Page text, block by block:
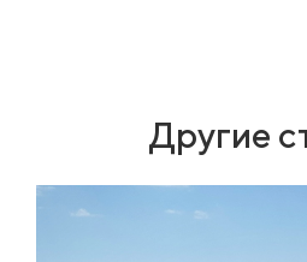
Другие